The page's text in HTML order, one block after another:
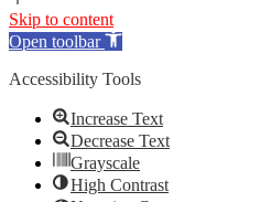
Skip to content
Open toolbar
Accessibility Tools
Increase Text
Decrease Text
Grayscale
High Contrast